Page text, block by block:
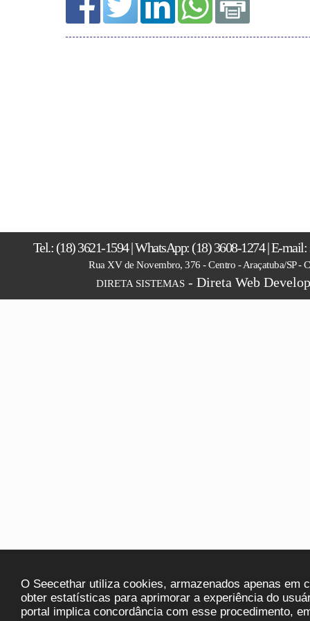
Tel.: (18) 3621-1594 | WhatsApp: (18) 3608-1274 | E-
Rua XV de Novembro, 376 - Centro - Araçatuba/SP -
DIRETA SISTEMAS- Direta Web
O Seecethar utiliza cookies, armazenados apenas em
obter estatísticas para aprimorar a experiência do
portal implica concordância com esse procedimento,